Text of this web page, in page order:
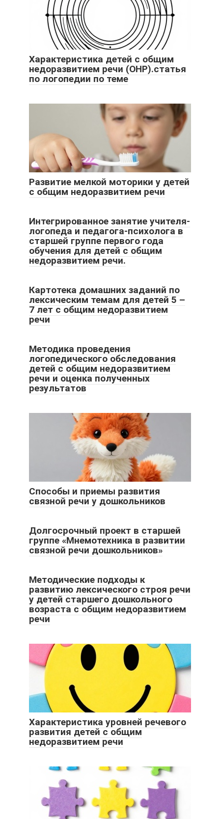
Характеристика детей с общим
недоразвитием речи (ОНР).статья
по логопедии по теме
Развитие мелкой моторики у детей
с общим недоразвитием речи
Интегрированное занятие учителя-
логопеда и педагога-психолога в
старшей группе первого года
обучения для детей с общим
недоразвитием речи.
Картотека домашних заданий по
лексическим темам для детей 5 –
7 лет с общим недоразвитием
речи
Методика проведения
логопедического обследования
детей с общим недоразвитием
речи и оценка полученных
результатов
Способы и приемы развития
связной речи у дошкольников
Долгосрочный проект в старшей
группе «Мнемотехника в развитии
связной речи дошкольников»
Методические подходы к
развитию лексического строя речи
у детей старшего дошкольного
возраста с общим недоразвитием
речи
Характеристика уровней речевого
развития детей с общим
недоразвитием речи